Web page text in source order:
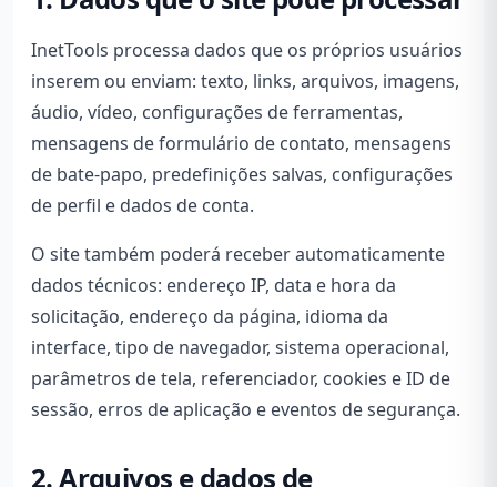
InetTools processa dados que os próprios usuários
inserem ou enviam: texto, links, arquivos, imagens,
áudio, vídeo, configurações de ferramentas,
mensagens de formulário de contato, mensagens
de bate-papo, predefinições salvas, configurações
de perfil e dados de conta.
O site também poderá receber automaticamente
dados técnicos: endereço IP, data e hora da
solicitação, endereço da página, idioma da
interface, tipo de navegador, sistema operacional,
parâmetros de tela, referenciador, cookies e ID de
sessão, erros de aplicação e eventos de segurança.
2. Arquivos e dados de